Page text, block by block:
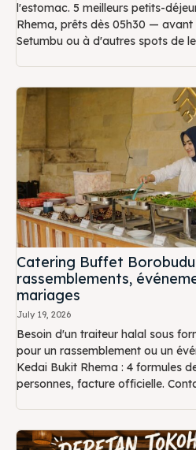
l'estomac. 5 meilleurs petits-
Rhema, prêts dès 05h30 —
Setumbu ou à d'autres spots de
Catering Buffet
rassemblements,
mariages
July 19, 2026
Besoin d'un traiteur halal sous
pour un rassemblement ou un
Kedai Bukit Rhema : 4 formules
personnes, facture officielle.